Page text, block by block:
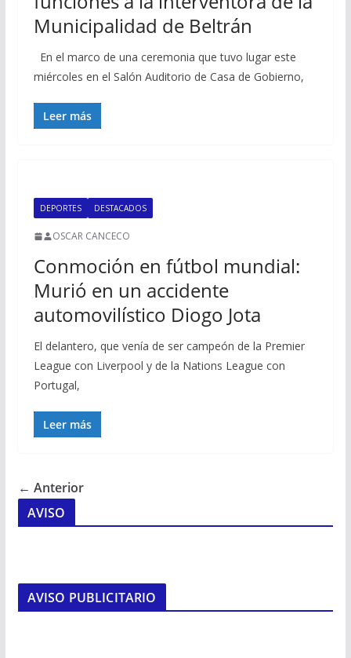
Municipalidad de Beltrán
En el marco de una ceremonia que tuvo lugar este
miércoles en el Salón Auditorio de Casa de Gobierno,
Leer más
DEPORTES DESTACADOS
OSCAR CANCECO
Conmoción en fútbol mundial:
Murió en un accidente
automovilístico Diogo Jota
El delantero, que venía de ser campeón de la Premier
League con Liverpool y de la Nations League con
Portugal,
Leer más
← Anterior
AVISO
AVISO PUBLICITARIO